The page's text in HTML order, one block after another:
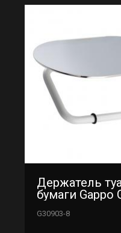
Держатель
бумаги Gappo
G30903-8